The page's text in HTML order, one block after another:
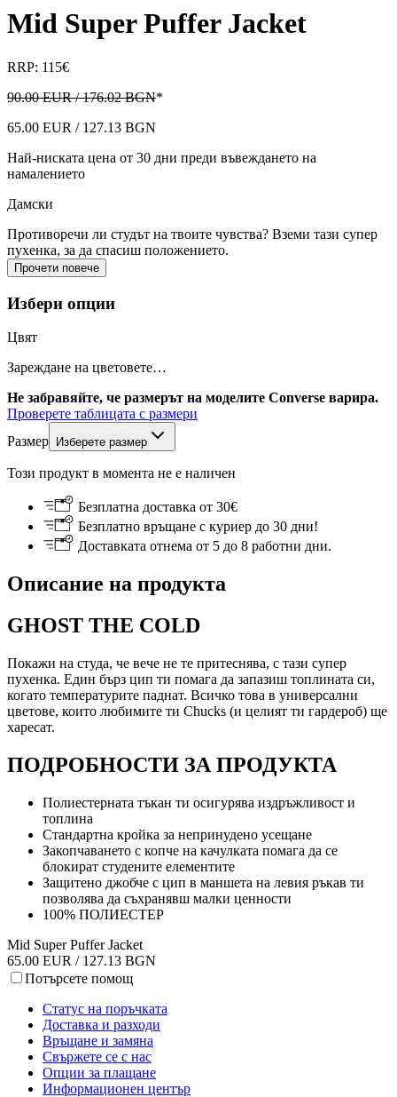
Mid Super Puffer Jacket
RRP: 115€
90.00 EUR / 176.02 BGN*
65.00 EUR / 127.13 BGN
Най-ниската цена от 30 дни преди въвеждането на
намалението
Дамски
Противоречи ли студът на твоите чувства? Вземи тази супер
пухенка, за да спасиш положението.
Прочети повече
Избери опции
Цвят
Зареждане на цветовете…
Не забравяйте, че размерът на моделите Converse варира.
Проверете таблицата с размери
Размер
Изберете размер
Този продукт в момента не е наличен
Безплатна доставка от 30€
Безплатно връщане с куриер до 30 дни!
Доставката отнема от 5 до 8 работни дни.
Описание на продукта
GHOST THE COLD
Покажи на студа, че вече не те притеснява, с тази супер
пухенка. Един бърз цип ти помага да запазиш топлината си,
когато температурите паднат. Всичко това в универсални
цветове, които любимите ти Chucks (и целият ти гардероб) ще
харесат.
ПОДРОБНОСТИ ЗА ПРОДУКТА
Полиестерната тъкан ти осигурява издръжливост и
топлина
Стандартна кройка за непринудено усещане
Закопчаването с копче на качулката помага да се
блокират студените елементите
Защитено джобче с цип в маншета на левия ръкав ти
позволява да съхранявш малки ценности
100% ПОЛИЕСТЕР
Mid Super Puffer Jacket
65.00 EUR / 127.13 BGN
Потърсете помощ
Статус на поръчката
Доставка и разходи
Връщане и замяна
Свържете се с нас
Опции за плащане
Информационен център